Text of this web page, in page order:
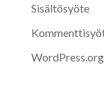
Sisältösyöte
WordPress.org